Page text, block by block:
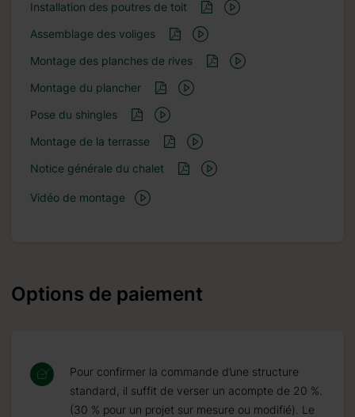
Installation des poutres de toit
Assemblage des voliges
Montage des planches de rives
Montage du plancher
Pose du shingles
Montage de la terrasse
Notice générale du chalet
Vidéo de montage
Options de paiement
Pour confirmer la commande d’une structure
standard, il suffit de verser un acompte de 20 %.
(30 % pour un projet sur mesure ou modifié). Le